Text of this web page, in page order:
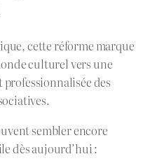
cette réforme marque
culturel vers une
des
sembler encore
dès aujourd’hui :